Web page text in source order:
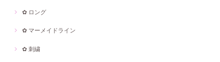
✿ ロング
✿ マーメイドライン
✿ 刺繍